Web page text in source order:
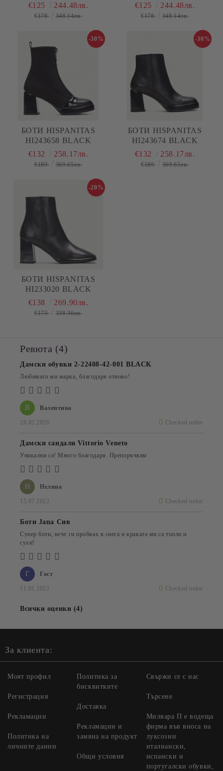
€125 244.48лв.
€178 348.14лв.
€125 244.48лв.
€178 348.14лв.
БОТИ HISPANITAS
HI243658 BLACK
-30%
€132 258.17лв.
€189 369.65лв.
БОТИ HISPANITAS
HI243674 BLACK
-30%
€132 258.17лв.
€189 369.65лв.
БОТИ HISPANITAS
HI233020 BLACK
-20%
€138 269.90лв.
€173 338.36лв.
Ревюта (4)
В Валентина
28.02.2026 Checked order
Дамски обувки 2-22408-42-001 BLACK
Любимата ми марка, благодаря отново!
Н Нелина
15.07.2022 Checked order
Дамски сандали Vittorio Veneto
Уникални са! Много благодаря. Препоръчвам
Г Гост
11.01.2022 Checked order
Боти Jana Сив
Супер боти, вече ги пробвах в снега и краката ми са топли и
сухи!
Всички оценки (4)
За клиента:
Моят профил
Регистрация
Рекламации
Политика на
личните данни
Политика за
бисквитките
Доставка
Рекламации и
замяна на продукт
Общи условия
Свържи се с нас
Търсене
Милвара П е водеща
фирма във вноса на
луксозни
италиански,
испански и
португалски обувки,